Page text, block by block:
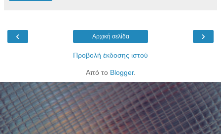
‹ ›
Αρχική σελίδα
Προβολή έκδοσης ιστού
Από το Blogger.